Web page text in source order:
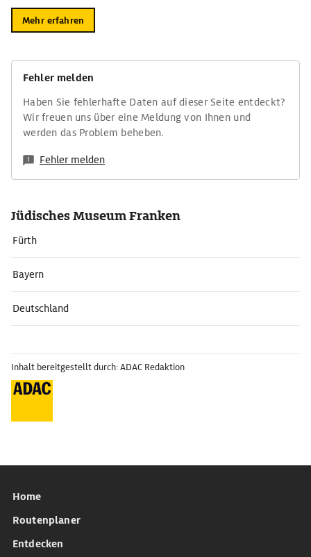
Mehr erfahren
Fehler melden
Haben Sie fehlerhafte Daten auf dieser Seite entdeckt?
Wir freuen uns über eine Meldung von Ihnen und
werden das Problem beheben.
Fehler melden
Jüdisches Museum Franken
Fürth
Bayern
Deutschland
Inhalt bereitgestellt durch: ADAC Redaktion
Home
Routenplaner
Entdecken